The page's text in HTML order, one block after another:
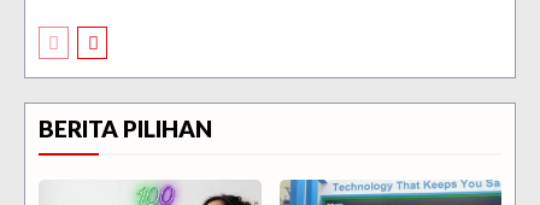
BERITA PILIHAN